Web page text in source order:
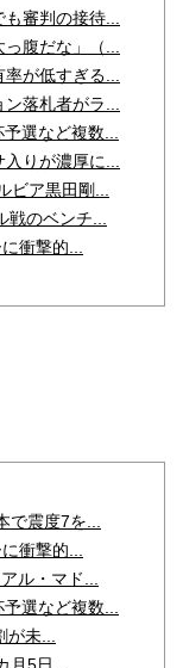
審判の接待...
腹だな」（...
が低すぎる...
落札者がラ...
選など複数...
りが濃厚に...
ア黒田剛...
のベンチ...
衝撃的...
震度7を...
衝撃的...
ル・マド...
選など複数...
未...